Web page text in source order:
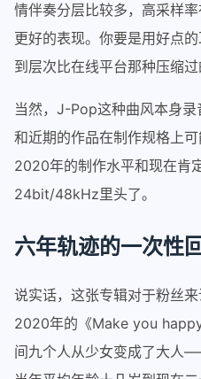
情伴奏分层比较多，高采样
更好的表现。你要是用好点
到层次比在线平台那种压缩过
当然，J-Pop这种曲风本身
和近期的作品在制作规格上可
2020年的制作水平和现在肯
24bit/48kHz里头了。
六年轨迹的一次性
说实话，这张专辑对于粉丝
2020年的《Make you
间九个人从少女变成了大人